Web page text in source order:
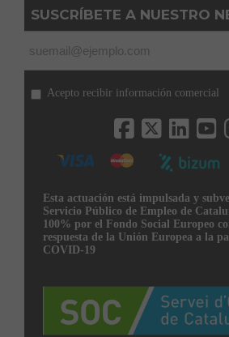
SUSCRÍBETE A NUESTRO
Acepto recibir información comercial
Esta actuación está impulsada y
Servicio Público de Empleo de
100% por el Fondo Social Europeo
respuesta de la Unión Europea a la
COVID-19